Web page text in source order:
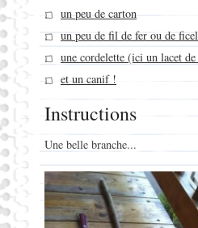
un peu de carton
un peu de fil de fer ou de
une cordelette (ici un lacet
et un canif !
Instructions
Une belle branche...